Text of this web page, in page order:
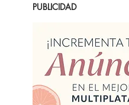
PUBLICIDAD